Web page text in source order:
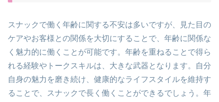
スナックで働く年齢に関する不安は多いですが、見た目の
ケアやお客様との関係を大切にすることで、年齢に関係な
く魅力的に働くことが可能です。年齢を重ねることで得ら
れる経験やトークスキルは、大きな武器となります。自分
自身の魅力を磨き続け、健康的なライフスタイルを維持す
ることで、スナックで長く働くことができるでしょう。年